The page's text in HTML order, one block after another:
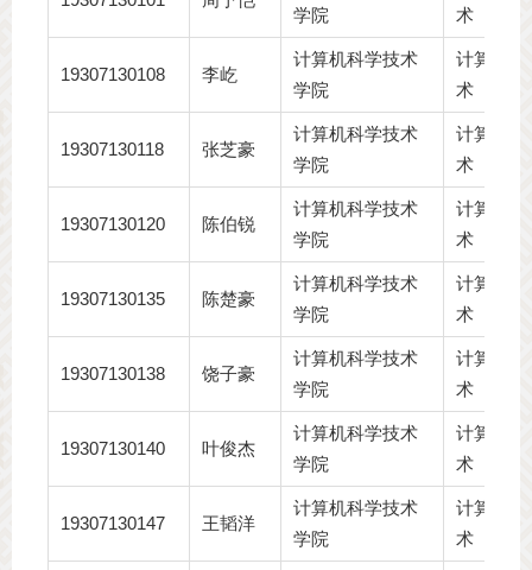
学院 术
19307130108 李屹
计算机科学技术
学院
计算机科
术
19307130118 张芝豪
计算机科学技术
学院
计算机科
术
19307130120 陈伯锐
计算机科学技术
学院
计算机科
术
19307130135 陈楚豪
计算机科学技术
学院
计算机科
术
19307130138 饶子豪
计算机科学技术
学院
计算机科
术
19307130140 叶俊杰
计算机科学技术
学院
计算机科
术
19307130147 王韬洋
计算机科学技术
学院
计算机科
术